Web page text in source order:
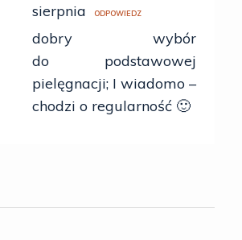
sierpnia
ODPOWIEDZ
dobry wybór
do podstawowej
pielęgnacji; I wiadomo –
chodzi o regularność 🙂